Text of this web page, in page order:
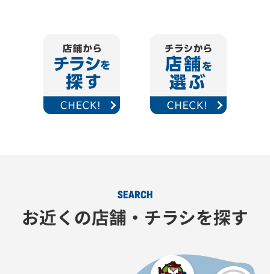
SEARCH
お近くの店舗・チラシを探す